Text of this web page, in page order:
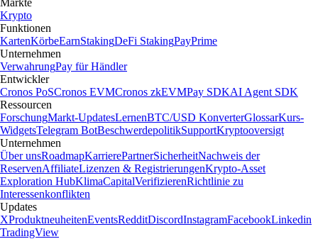
Krypto
Funktionen
KartenKörbeEarnStakingDeFi StakingPayPrime
Unternehmen
VerwahrungPay für Händler
Entwickler
Cronos PoSCronos EVMCronos zkEVMPay SDKAI Agent SDK
Ressourcen
ForschungMarkt-UpdatesLernenBTC/USD KonverterGlossarKurs-
WidgetsTelegram BotBeschwerdepolitikSupportKryptooversigt
Unternehmen
Über unsRoadmapKarrierePartnerSicherheitNachweis der
ReservenAffiliateLizenzen & RegistrierungenKrypto-Asset
Exploration HubKlimaCapitalVerifizierenRichtlinie zu
Interessenkonflikten
Updates
XProduktneuheitenEventsRedditDiscordInstagramFacebookLinkedin
TradingView